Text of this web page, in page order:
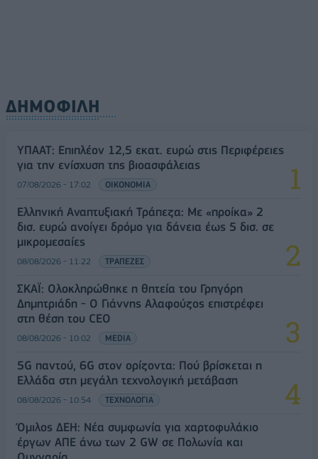
ΔΗΜΟΦΙΛΗ
ΥΠΑΑΤ: Επιπλέον 12,5 εκατ. ευρώ στις Περιφέρειες
για την ενίσχυση της βιοασφάλειας
07/08/2026 - 17:02 ΟΙΚΟΝΟΜΙΑ
Ελληνική Αναπτυξιακή Τράπεζα: Με «προίκα» 2
δισ. ευρώ ανοίγει δρόμο για δάνεια έως 5 δισ. σε
μικρομεσαίες
08/08/2026 - 11:22 ΤΡΑΠΕΖΕΣ
ΣΚΑΪ: Ολοκληρώθηκε η θητεία του Γρηγόρη
Δημητριάδη - Ο Γιάννης Αλαφούζος επιστρέφει
στη θέση του CEO
08/08/2026 - 10:02 MEDIA
5G παντού, 6G στον ορίζοντα: Πού βρίσκεται η
Ελλάδα στη μεγάλη τεχνολογική μετάβαση
08/08/2026 - 10:54 ΤΕΧΝΟΛΟΓΙΑ
Όμιλος ΔΕΗ: Νέα συμφωνία για χαρτοφυλάκιο
έργων ΑΠΕ άνω των 2 GW σε Πολωνία και